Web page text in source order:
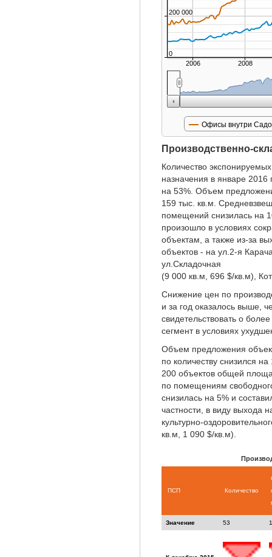
Офисы внутри
2006 2008
0
200 000
Производственно-
Количество
назначения в январе
на 53%. Объем
159 тыс. кв.м.
помещений снизилась на
произошло в условиях
объектам, а также из-за
объектов - на ул.2-я
ул.Складочная
(9 000 кв.м, 696 $/кв.м),
Снижение цен по
и за год оказалось выше,
свидетельствовать о
сегмент в условиях
Объем предложения
по количеству снизился
200 объектов общей
по помещениям
снизилась на 5% и
частности, в виду выхода
культурно-
кв.м, 1 090 $/кв.м).
ПСП Количество
Значение 53